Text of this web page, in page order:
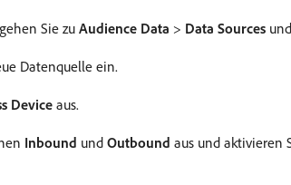
Sie zu Audience Data > Data Sources
Datenquelle ein.
Deviceaus.
Inbound und Outbound aus und aktivieren